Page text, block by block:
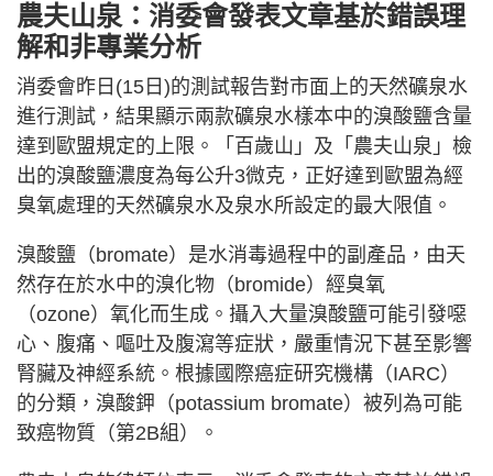
農夫山泉：消委會發表文章基於錯誤理
解和非專業分析
消委會昨日(15日)的測試報告對市面上的天然礦泉水
進行測試，結果顯示兩款礦泉水樣本中的溴酸鹽含量
達到歐盟規定的上限。「百歲山」及「農夫山泉」檢
出的溴酸鹽濃度為每公升3微克，正好達到歐盟為經
臭氧處理的天然礦泉水及泉水所設定的最大限值。
溴酸鹽（bromate）是水消毒過程中的副產品，由天
然存在於水中的溴化物（bromide）經臭氧
（ozone）氧化而生成。攝入大量溴酸鹽可能引發噁
心、腹痛、嘔吐及腹瀉等症狀，嚴重情況下甚至影響
腎臟及神經系統。根據國際癌症研究機構（IARC）
的分類，溴酸鉀（potassium bromate）被列為可能
致癌物質（第2B組）。